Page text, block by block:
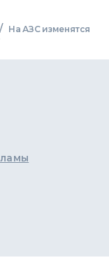
/
На АЗС изменятся